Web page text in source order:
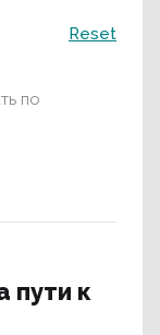
по
пути к
Reset